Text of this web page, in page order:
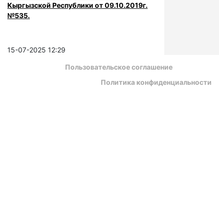
Кыргызской Республики от 09.10.2019г.
№535.
15-07-2025 12:29
Пользовательское соглашение
Политика конфиденциальности